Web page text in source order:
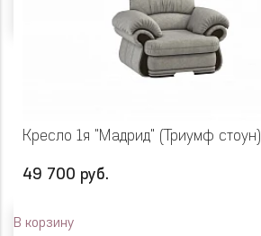
Кресло 1я "Мадрид" (Триумф стоун)
49 700 руб.
В корзину